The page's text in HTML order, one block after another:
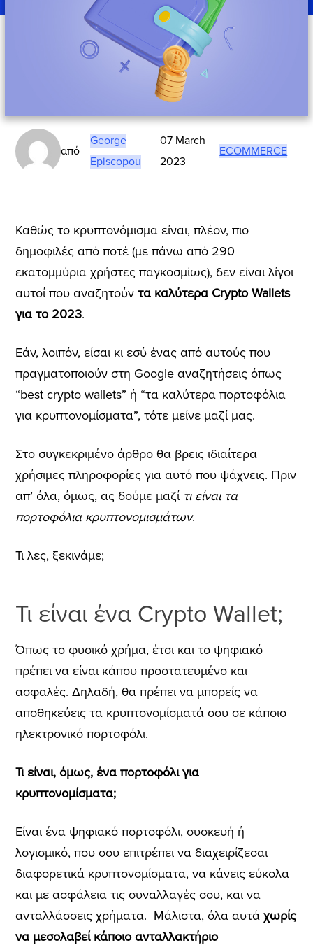
από
George
Episcopou
07 March
2023
ECOMMERCE
Καθώς το κρυπτονόμισμα είναι, πλέον, πιο
δημοφιλές από ποτέ (με πάνω από 290
εκατομμύρια χρήστες παγκοσμίως), δεν είναι λίγοι
αυτοί που αναζητούν τα καλύτερα Crypto Wallets
για το 2023.
Εάν, λοιπόν, είσαι κι εσύ ένας από αυτούς που
πραγματοποιούν στη Google αναζητήσεις όπως
“best crypto wallets” ή “τα καλύτερα πορτοφόλια
για κρυπτονομίσματα”, τότε μείνε μαζί μας.
Στο συγκεκριμένο άρθρο θα βρεις ιδιαίτερα
χρήσιμες πληροφορίες για αυτό που ψάχνεις. Πριν
απ’ όλα, όμως, ας δούμε μαζί τι είναι τα
πορτοφόλια κρυπτονομισμάτων.
Τι λες, ξεκινάμε;
Τι είναι ένα Crypto Wallet;
Όπως το φυσικό χρήμα, έτσι και το ψηφιακό
πρέπει να είναι κάπου προστατευμένο και
ασφαλές. Δηλαδή, θα πρέπει να μπορείς να
αποθηκεύεις τα κρυπτονομίσματά σου σε κάποιο
ηλεκτρονικό πορτοφόλι.
Τι είναι, όμως, ένα πορτοφόλι για
κρυπτονομίσματα;
Είναι ένα ψηφιακό πορτοφόλι, συσκευή ή
λογισμικό, που σου επιτρέπει να διαχειρίζεσαι
διαφορετικά κρυπτονομίσματα, να κάνεις εύκολα
και με ασφάλεια τις συναλλαγές σου, και να
ανταλλάσσεις χρήματα. Μάλιστα, όλα αυτά χωρίς
να μεσολαβεί κάποιο ανταλλακτήριο